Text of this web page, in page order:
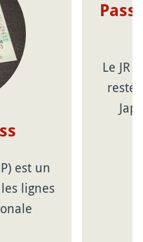
est un
lignes
Le JR
resté